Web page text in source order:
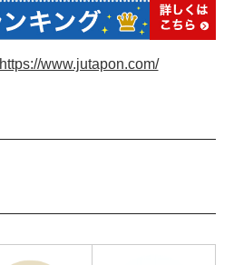
https://www.jutapon.com/